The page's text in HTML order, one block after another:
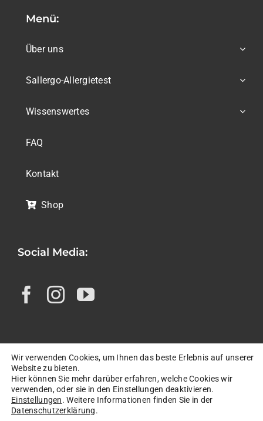
Menü:
Über uns
Sallergo-Allergietest
Wissenswertes
FAQ
Kontakt
Shop
Social Media:
© Copyright 2026 |
Datenschutzerklärung|AGB|FAQ|
Widerrufsbelehrung|
Wir verwenden Cookies, um Ihnen das beste Erlebnis auf unserer
Website zu bieten.
Hier können Sie mehr darüber erfahren, welche Cookies wir
verwenden, oder sie in den Einstellungen deaktivieren.
Einstellungen. Weitere Informationen finden Sie in der
Datenschutzerklärung.